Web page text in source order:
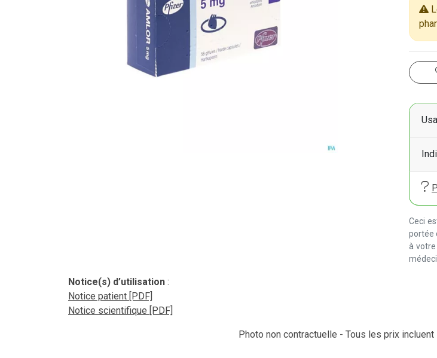
Ceci
portée
à
Notice(s) d’utilisation :
Notice patient [PDF]
Notice scientifique [PDF]
Photo non contractuelle - Tous les prix